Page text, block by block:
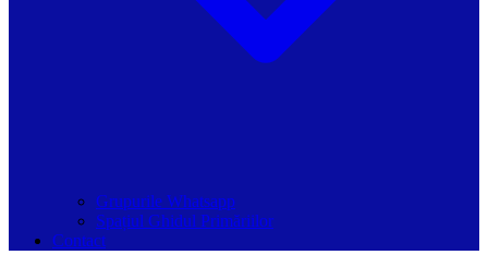
Grupurile Whatsapp
Spațiul Ghidul Primăriilor
Contact